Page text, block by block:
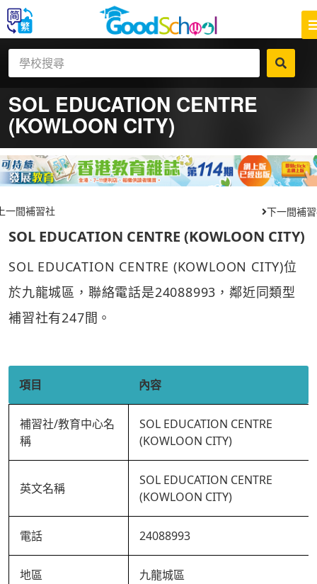
SOL EDUCATION CENTRE
(KOWLOON CITY)
一間補習社 下一間補
SOL EDUCATION CENTRE (KOWLOON CITY)
SOL EDUCATION CENTRE (KOWLOON CITY)位
於九龍城區，聯絡電話是24088993，鄰近同類型
補習社有247間。
項目 內容
補習社/教育中心名
稱
SOL EDUCATION CENTRE
(KOWLOON CITY)
英文名稱
SOL EDUCATION CENTRE
(KOWLOON CITY)
電話 24088993
地區 九龍城區